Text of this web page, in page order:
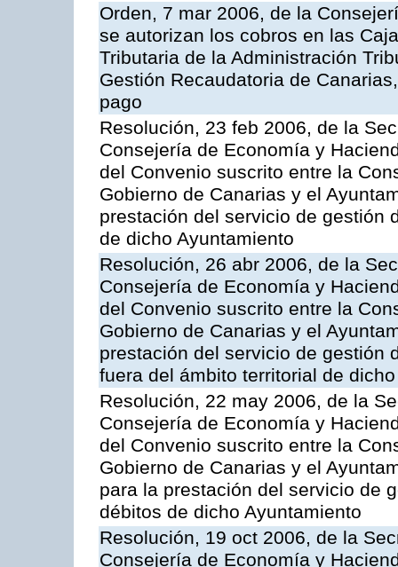
Orden, 7 mar 2006, de la
se autorizan los cobros en las
Tributaria de la Administración
Gestión Recaudatoria de
pago
Resolución, 23 feb 2006, de la
Consejería de Economía y
del Convenio suscrito entre la
Gobierno de Canarias y el
prestación del servicio de gestión
de dicho Ayuntamiento
Resolución, 26 abr 2006, de la
Consejería de Economía y
del Convenio suscrito entre la
Gobierno de Canarias y el
prestación del servicio de gestión
fuera del ámbito territorial de
Resolución, 22 may 2006, de la
Consejería de Economía y
del Convenio suscrito entre la
Gobierno de Canarias y el
para la prestación del servicio de
débitos de dicho Ayuntamiento
Resolución, 19 oct 2006, de la
Consejería de Economía y